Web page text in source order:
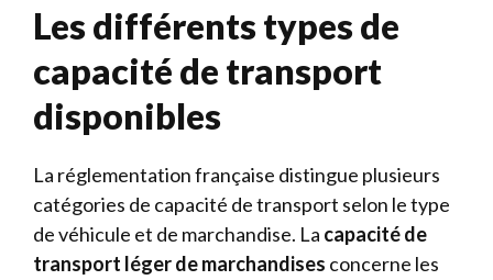
Les différents types de
capacité de transport
disponibles
La réglementation française distingue plusieurs
catégories de capacité de transport selon le type
de véhicule et de marchandise. La capacité de
transport léger de marchandises concerne les